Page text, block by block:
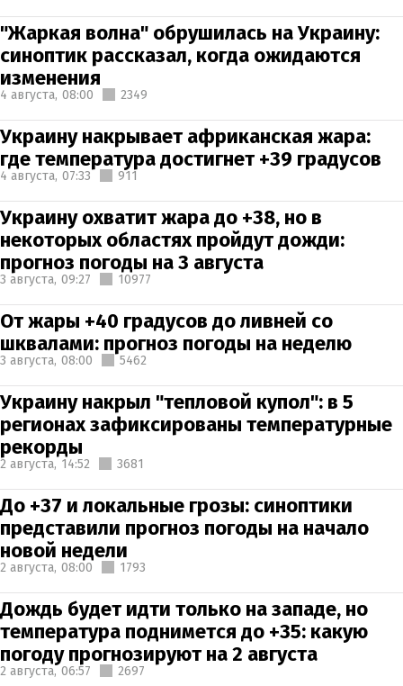
"Жаркая волна" обрушилась на Украину:
синоптик рассказал, когда ожидаются
изменения
4 августа, 08:00 2349
Украину накрывает африканская жара:
где температура достигнет +39 градусов
4 августа, 07:33 911
Украину охватит жара до +38, но в
некоторых областях пройдут дожди:
прогноз погоды на 3 августа
3 августа, 09:27 10977
От жары +40 градусов до ливней со
шквалами: прогноз погоды на неделю
3 августа, 08:00 5462
Украину накрыл "тепловой купол": в 5
регионах зафиксированы температурные
рекорды
2 августа, 14:52 3681
До +37 и локальные грозы: синоптики
представили прогноз погоды на начало
новой недели
2 августа, 08:00 1793
Дождь будет идти только на западе, но
температура поднимется до +35: какую
погоду прогнозируют на 2 августа
2 августа, 06:57 2697